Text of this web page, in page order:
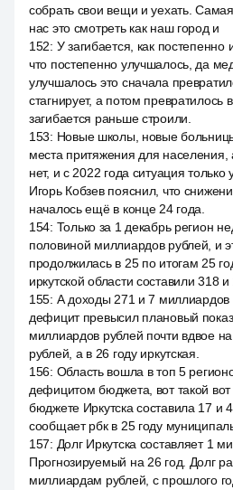
собрать свои вещи и уехать.
нас это смотреть как наш город и
152: У загибается, как постепенно
что постепенно улучшалось, да
улучшалось это сначала
стагнирует, а потом превратилось
загибается раньше строили.
153: Новые школы, новые
места притяжения для населения,
нет, и с 2022 года ситуация
Игорь Кобзев пояснил, что
началось ещё в конце 24 года.
154: Только за 1 декабрь регион
половиной миллиардов рублей, и
продолжилась в 25 по итогам 25
иркутской области составили 318
155: А доходы 271 и 7 миллиардов
дефицит превысил плановый
миллиардов рублей почти вдвое
рублей, а в 26 году иркутская.
156: Область вошла в топ 5
дефицитом бюджета, вот такой
бюджете Иркутска составила 17 и
сообщает рбк в 25 году
157: Долг Иркутска составляет 1
Прогнозируемый на 26 год. Долг
миллиардам рублей, с прошлого